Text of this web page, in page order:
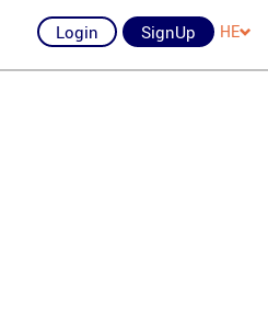
Login SignUp HE